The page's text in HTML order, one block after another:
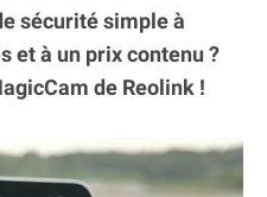
sécurité simple à
et à un prix contenu ?
de Reolink !